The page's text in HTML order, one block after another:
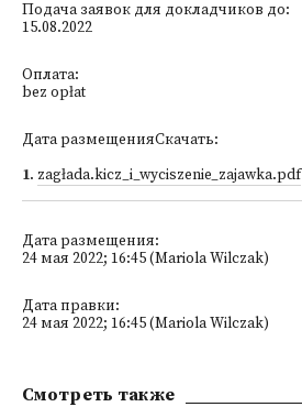
Подача заявок для докладчиков до:
15.08.2022
Оплата:
bez opłat
Дата размещенияСкачать:
1. zagłada.kicz_i_wyciszenie_zajawka.pdf
Дата размещения:
24 мая 2022; 16:45 (Mariola Wilczak)
Дата правки:
24 мая 2022; 16:45 (Mariola Wilczak)
Смотреть также